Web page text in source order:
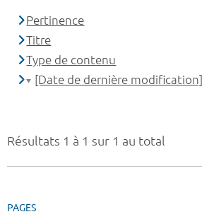
Résultats 1 à 1 sur 1 au total
PAGES
Pertinence
Titre
Type de contenu
[Date de dernière modification]